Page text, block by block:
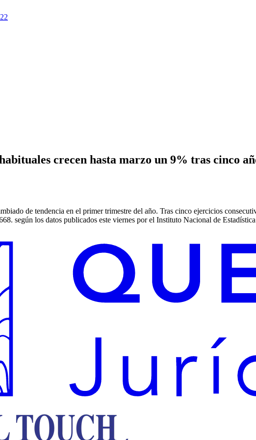
crecen hasta marzo un 9% tras cinco
de tendencia en el primer trimestre del año. Tras cinco ejercicios
según los datos publicados este viernes por el Instituto Nacional de